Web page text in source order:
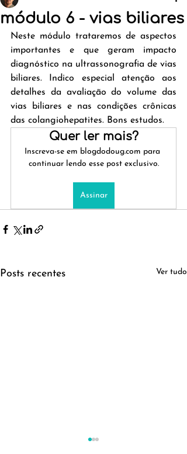
módulo 6 - vias biliares
Neste módulo trataremos de aspectos
importantes e que geram impacto
diagnóstico na ultrassonografia de vias
biliares. Indico especial atenção aos
detalhes da avaliação do volume das
vias biliares e nas condições crônicas
das colangiohepatites. Bons estudos.
Quer ler mais?
Inscreva-se em blogdodoug.com para
continuar lendo esse post exclusivo.
Assinar
Posts recentes Ver tudo